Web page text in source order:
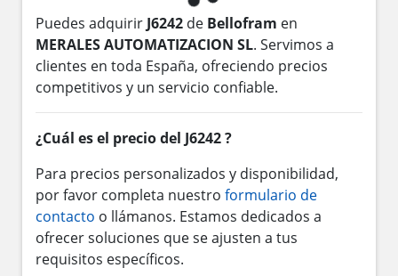
Puedes adquirir J6242 de Bellofram en
MERALES AUTOMATIZACION SL. Servimos a
clientes en toda España, ofreciendo precios
competitivos y un servicio confiable.
¿Cuál es el precio del J6242 ?
Para precios personalizados y disponibilidad,
por favor completa nuestro formulario de
contacto o llámanos. Estamos dedicados a
ofrecer soluciones que se ajusten a tus
requisitos específicos.